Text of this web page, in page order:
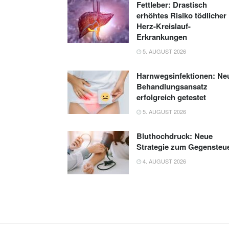
Fettleber: Drastisch
erhöhtes Risiko tödlicher
Herz-Kreislauf-
Erkrankungen
5. AUGUST 2026
Harnwegsinfektionen:
Behandlungsansatz
erfolgreich getestet
5. AUGUST 2026
Bluthochdruck: Neue
Strategie zum
4. AUGUST 2026